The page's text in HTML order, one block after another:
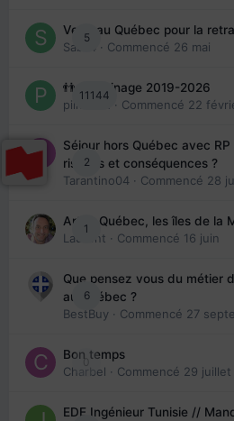
5
Venir au Québec pour la
Sab74
· Commencé 26 mai
11144
👬 Parrainage 2019-2026
piinoush
· Commencé 22
2
Séjour hors Québec avec
risques et conséquences ?
Tarantino04 · Commencé 28
1
Arte : Québec, les îles de la
Laurent · Commencé 16 juin
6
Que pensez vous du métier
au Québec ?
BestBuy · Commencé 27
0
Bon temps
Charbel · Commencé 29 juillet
EDE Ingénieur Tunisie //